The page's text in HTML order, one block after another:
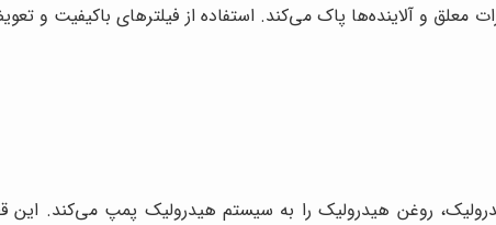
و آلاینده‌ها پاک می‌کند. استفاده از فیلترهای باکیفیت و
روغن هیدرولیک را به سیستم هیدرولیک پمپ می‌کند. این